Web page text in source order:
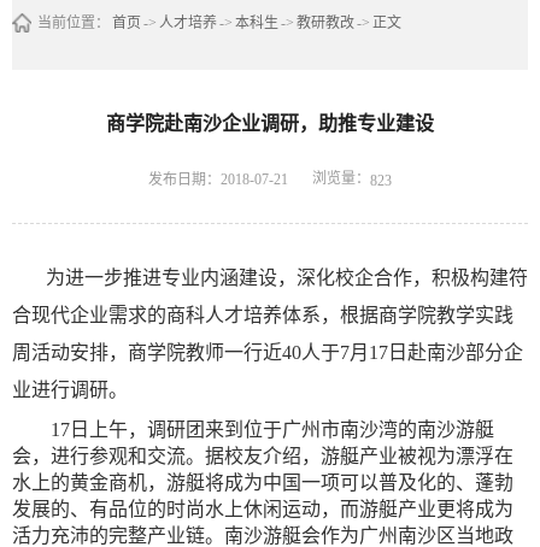
当前位置： 首页 -> 人才培养-> 本科生 -> 教研教改-> 正文
商学院赴南沙企业调研，助推专业建设
发布日期：2018-07-21 浏览量： 823
为进一步推进专业内涵建设，深化校企合作，积极构建符
合现代企业需求的商科人才培养体系，根据商学院教学实践
周活动安排，商学院教师一行近40人于7月17日赴南沙部分企
业进行调研。
17日上午，调研团来到位于广州市南沙湾的南沙游艇
会，进行参观和交流。据校友介绍， 游艇产业被视为漂浮在
水上的黄金商机，游艇将成为中国一项可以普及化的、蓬勃
发展的、有品位的时尚水上休闲运动， 而游艇产业更将成为
活力充沛的完整产业链。南沙游艇会作为广州南沙区当地政